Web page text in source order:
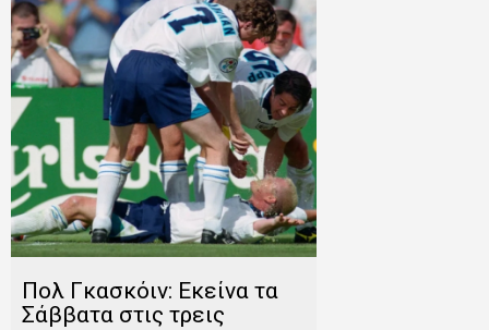
Πολ Γκασκόιν: Εκείνα τα
Σάββατα στις τρεις